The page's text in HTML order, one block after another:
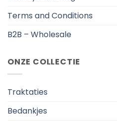
Terms and Conditions
B2B – Wholesale
ONZE COLLECTIE
Traktaties
Bedankjes